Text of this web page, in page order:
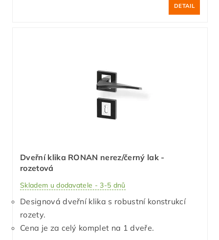
DETAIL
Dveřní klika RONAN nerez/černý lak -
rozetová
Skladem u dodavatele - 3-5 dnů
Designová dveřní klika s robustní konstrukcí
rozety.
Cena je za celý komplet na 1 dveře.